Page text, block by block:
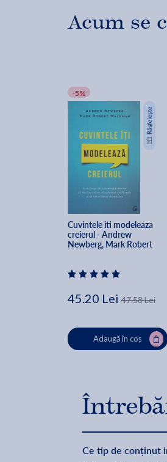
Acum se
-5%
Cuvintele iti modeleaza
creierul - Andrew
Newberg, Mark Robert
45.20 Lei 47.58 Lei
Adaugă în coș
Ce tip de conținut